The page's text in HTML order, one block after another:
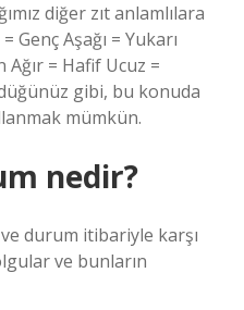
diğer zıt anlamlılara
Genç Aşağı = Yukarı
Ağır = Hafif Ucuz =
gibi, bu konuda
mümkün.
nedir?
durum itibariyle karşı
ve bunların